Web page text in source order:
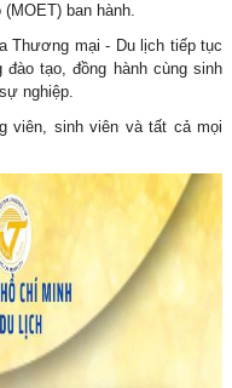
ban hành.
Thương mại - Du lịch tiếp tục
tạo, đồng hành cùng sinh
nghiệp.
viên, sinh viên và tất cả mọi